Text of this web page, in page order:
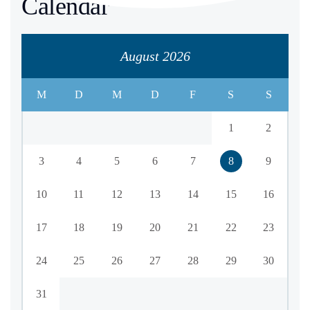
Calendar
August 2026
M D M D F S S
1 2
3 4 5 6 7 8 9
10 11 12 13 14 15 16
17 18 19 20 21 22 23
24 25 26 27 28 29 30
31